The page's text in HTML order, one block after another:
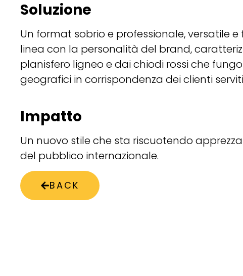
Soluzione
Un format sobrio e professionale, versatile e
linea con la personalità del brand,
planisfero ligneo e dai chiodi rossi che
geografici in corrispondenza dei clienti
Impatto
Un nuovo stile che sta riscuotendo
del pubblico internazionale.
BACK